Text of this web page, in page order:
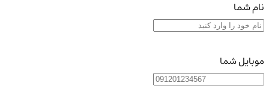
نام شما
موبایل شما